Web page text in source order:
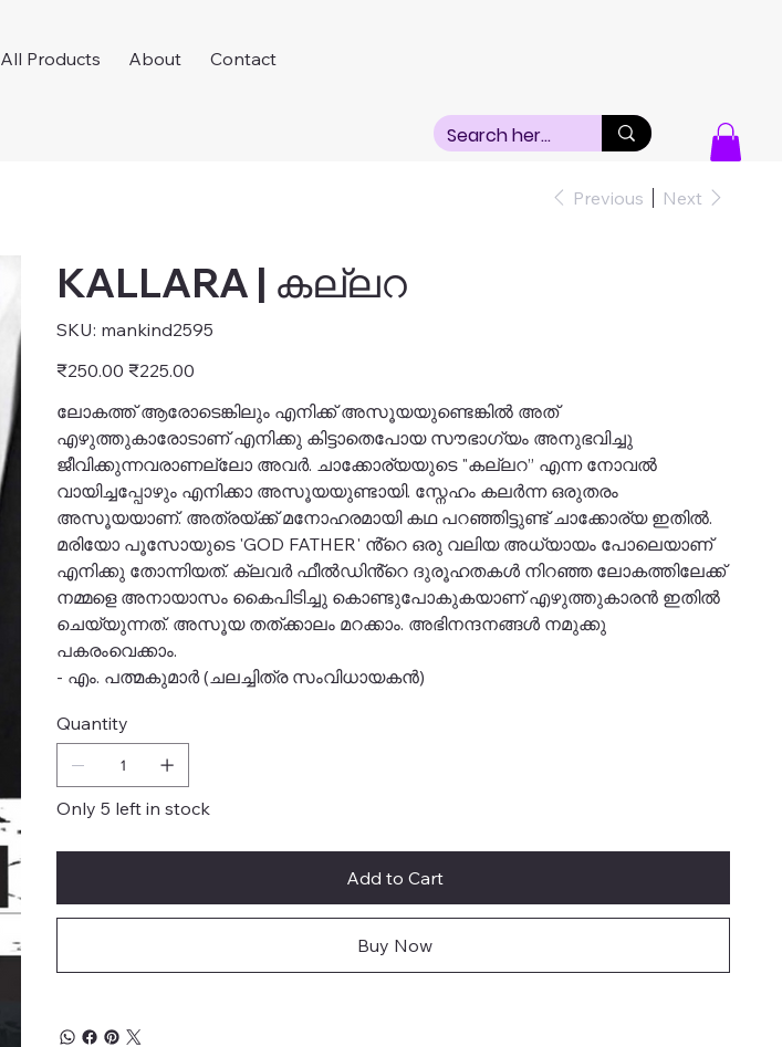
All Products About Contact
Previous Next
KALLARA | കല്ലറ
SKU: mankind2595
mankind2595
Original
price
₹250.00 Sale
price
₹225.00
ലോകത്ത് ആരോടെങ്കിലും എനിക്ക് അസൂയയുണ്ടെങ്കിൽ അത്
എഴുത്തുകാരോടാണ് എനിക്കു കിട്ടാതെപോയ സൗഭാഗ്യം അനുഭവിച്ചു
ജീവിക്കുന്നവരാണല്ലോ അവർ. ചാക്കോര്യയുടെ "കല്ലറ” എന്ന നോവൽ
വായിച്ചപ്പോഴും എനിക്കാ അസൂയയുണ്ടായി. സ്നേഹം കലർന്ന ഒരുതരം
അസൂയയാണ്. അത്രയ്ക്ക് മനോഹരമായി കഥ പറഞ്ഞിട്ടുണ്ട് ചാക്കോര്യ ഇതിൽ.
മരിയോ പൂസോയുടെ 'GOD FATHER' ൻ്റെ ഒരു വലിയ അധ്യായം പോലെയാണ്
എനിക്കു തോന്നിയത്. ക്ലവർ ഫീൽഡിൻ്റെ ദുരൂഹതകൾ നിറഞ്ഞ ലോകത്തിലേക്ക്
നമ്മളെ അനായാസം കൈപിടിച്ചു കൊണ്ടുപോകുകയാണ് എഴുത്തുകാരൻ ഇതിൽ
ചെയ്യുന്നത്. അസൂയ തത്ക്കാലം മറക്കാം. അഭിനന്ദനങ്ങൾ നമുക്കു
പകരംവെക്കാം.
- എം. പത്മകുമാർ (ചലച്ചിത്ര സംവിധായകൻ)
Quantity
Only 5 left in stock
Add to Cart
Buy Now